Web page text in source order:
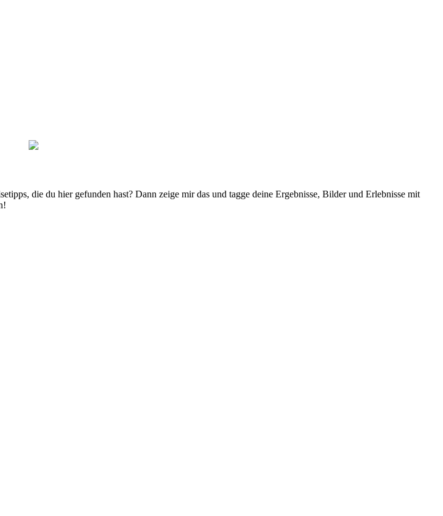
die du hier gefunden hast? Dann zeige mir das und tagge deine Ergebnisse, Bilder und Erlebnisse mit